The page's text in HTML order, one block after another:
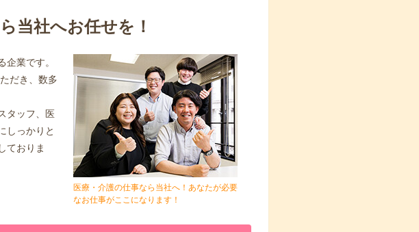
当社へお任せを！
業です。
だき、数多
タッフ、医
しっかりと
ておりま
医療・介護の仕事なら当社へ！あなたが必要
なお仕事がここになります！